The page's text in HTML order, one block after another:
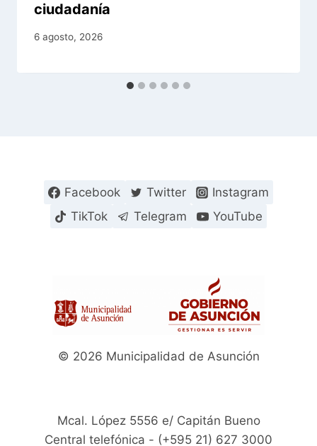
ciudadanía
6 agosto, 2026
Facebook Twitter
Instagram
TikTok
Telegram YouTube
© 2026 Municipalidad de Asunción
Mcal. López 5556 e/ Capitán Bueno
Central telefónica - (+595 21) 627 3000